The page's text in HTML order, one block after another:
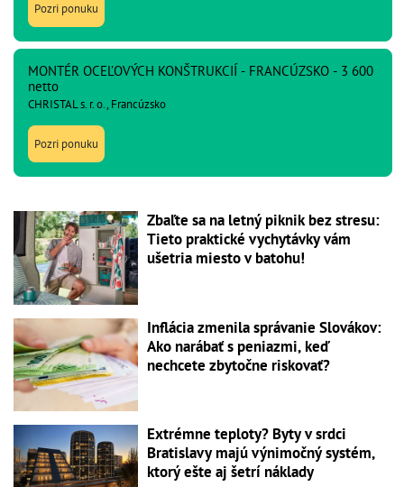
Pozri ponuku
MONTÉR OCEĽOVÝCH KONŠTRUKCIÍ - FRANCÚZSKO - 3 600
netto
CHRISTAL s. r. o., Francúzsko
Pozri ponuku
Zbaľte sa na letný piknik bez stresu:
Tieto praktické vychytávky vám
ušetria miesto v batohu!
Inflácia zmenila správanie Slovákov:
Ako narábať s peniazmi, keď
nechcete zbytočne riskovať?
Extrémne teploty? Byty v srdci
Bratislavy majú výnimočný systém,
ktorý ešte aj šetrí náklady